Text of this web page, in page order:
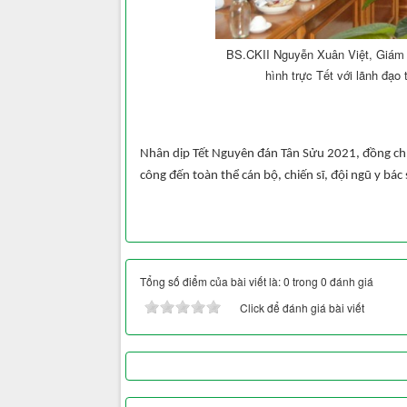
BS.CKII Nguyễn Xuân Việt,
hình trực Tết với lãnh đạo
Nhân dịp Tết Nguyên đán Tân Sửu 2021, đồng
công đến toàn thể cán bộ, chiến sĩ, đội ngũ y bác
Tổng số điểm của bài viết là: 0 trong 0 đánh giá
Click để đánh giá bài viết